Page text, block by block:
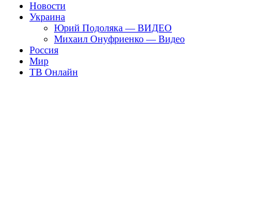
Новости
Украина
Юрий Подоляка — ВИДЕО
Михаил Онуфриенко — Видео
Россия
Мир
ТВ Онлайн